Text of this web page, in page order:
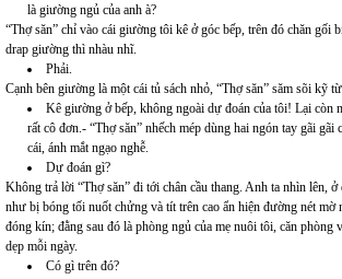
là giường ngủ của anh à?
“Thợ săn” chỉ vào cái giường tôi kê ở góc bếp, trên đó chăn gối
drap giường thì nhàu nhĩ.
Phải.
Cạnh bên giường là một cái tủ sách nhỏ, “Thợ săn” săm sõi kỹ
Kê giường ở bếp, không ngoài dự đoán của tôi! Lại còn
rất cô đơn.- “Thợ săn” nhếch mép dùng hai ngón tay gãi gãi
cái, ánh mắt ngạo nghễ.
Dự đoán gì?
Không trả lời “Thợ săn” đi tới chân cầu thang. Anh ta nhìn lên,
như bị bóng tối nuốt chửng và tít trên cao ẩn hiện đường nét mờ
đóng kín; đằng sau đó là phòng ngủ của mẹ nuôi tôi, căn phòng
dẹp mỗi ngày.
Có gì trên đó?